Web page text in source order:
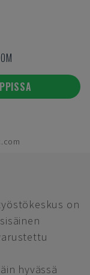
on
hyvässä